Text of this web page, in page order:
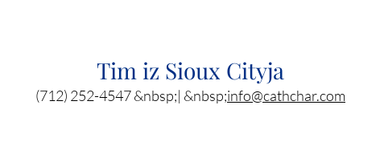
Tim iz Sioux Cityja
(712) 252-4547 &nbsp;| &nbsp;info@cathchar.com